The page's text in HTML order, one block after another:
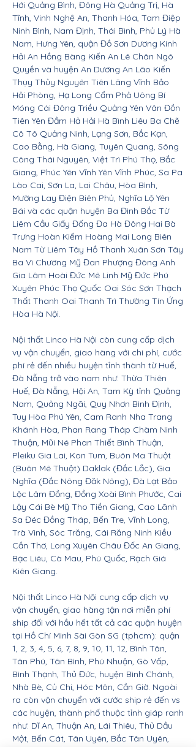
Hới Quảng Bình, Đông Hà Quảng Trị, Hà
Tĩnh, Vinh Nghệ An, Thanh Hóa, Tam Điệp
Ninh Bình, Nam Định, Thái Bình, Phủ Lý Hà
Nam, Hưng Yên, quận Đồ Sơn Dương Kinh
Hải An Hồng Bàng Kiến An Lê Chân Ngô
Quyền và huyện An Dương An Lão Kiến
Thụy Thủy Nguyên Tiên Lãng Vĩnh Bảo
Hải Phòng, Hạ Long Cẩm Phả Uông Bí
Móng Cái Đông Triều Quảng Yên Vân Đồn
Tiên Yên Đầm Hả Hải Hà Bình Liêu Ba Chẽ
Cô Tô Quảng Ninh, Lạng Sơn, Bắc Kạn,
Cao Bằng, Hà Giang, Tuyên Quang, Sông
Công Thái Nguyên, Việt Trì Phú Thọ, Bắc
Giang, Phúc Yên Vĩnh Yên Vĩnh Phúc, Sa Pa
Lào Cai, Sơn La, Lai Châu, Hòa Bình,
Mường Lay Điện Biên Phủ, Nghĩa Lộ Yên
Bái và các quận huyện Ba Đình Bắc Từ
Liêm Cầu Giấy Đống Đa Hà Đông Hai Bà
Trưng Hoàn Kiếm Hoàng Mai Long Biên
Nam Từ Liêm Tây Hồ Thanh Xuân Sơn Tây
Ba Vì Chương Mỹ Đan Phượng Đông Anh
Gia Lâm Hoài Đức Mê Linh Mỹ Đức Phú
Xuyên Phúc Thọ Quốc Oai Sóc Sơn Thạch
Thất Thanh Oai Thanh Trì Thường Tín Ứng
Hòa Hà Nội.
Nội thất Linco Hà Nội còn cung cấp dịch
vụ vận chuyển, giao hàng với chi phí, cước
phí rẻ đến nhiều huyện tỉnh thành từ Huế,
Đà Nẵng trở vào nam như: Thừa Thiên
Huế, Đà Nẵng, Hội An, Tam Kỳ tỉnh Quảng
Nam, Quảng Ngãi, Quy Nhơn Bình Định,
Tuy Hòa Phú Yên, Cam Ranh Nha Trang
Khánh Hòa, Phan Rang Tháp Chàm Ninh
Thuận, Mũi Né Phan Thiết Bình Thuận,
Pleiku Gia Lai, Kon Tum, Buôn Ma Thuột
(Buôn Mê Thuột) Daklak (Đắc Lắc), Gia
Nghĩa (Đắc Nông Đăk Nông), Đà Lạt Bảo
Lộc Lâm Đồng, Đồng Xoài Bình Phước, Cai
Lậy Cái Bè Mỹ Tho Tiền Giang, Cao Lãnh
Sa Đéc Đồng Tháp, Bến Tre, Vĩnh Long,
Trà Vinh, Sóc Trăng, Cái Răng Ninh Kiều
Cần Thơ, Long Xuyên Châu Đốc An Giang,
Bạc Liêu, Cà Mau, Phú Quốc, Rạch Giá
Kiên Giang.
Nội thất Linco Hà Nội cung cấp dịch vụ
vận chuyển, giao hàng tận nơi miễn phí
ship đối với hầu hết tất cả các quận huyện
tại Hồ Chí Minh Sài Gòn SG (tphcm): quận
1, 2, 3, 4, 5, 6, 7, 8, 9, 10, 11, 12, Bình Tân,
Tân Phú, Tân Bình, Phú Nhuận, Gò Vấp,
Bình Thạnh, Thủ Đức, huyện Bình Chánh,
Nhà Bè, Củ Chi, Hóc Môn, Cần Giờ. Ngoài
ra còn vận chuyển với cước ship rẻ đến vs
các huyện, thành phố thuộc tỉnh giáp ranh
như: Dĩ An, Thuận An, Lái Thiêu, Thủ Dầu
Một, Bến Cát, Tân Uyên, Bắc Tân Uyên,